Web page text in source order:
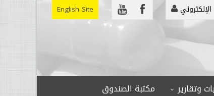
English Site الإلكتروني
وتقارير مكتبة الصندوق